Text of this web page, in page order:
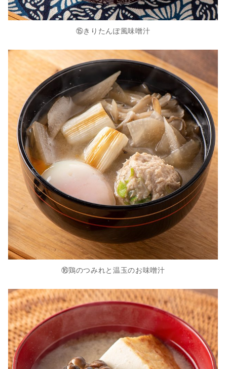
⑮きりたんぽ風味噌汁
⑯鶏のつみれと温玉のお味噌汁